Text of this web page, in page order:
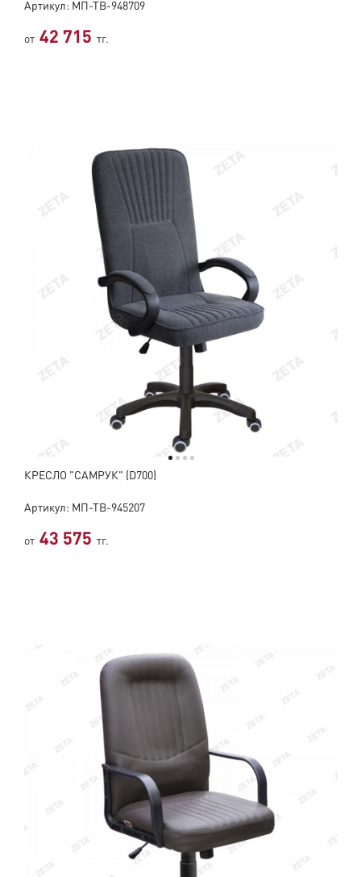
Артикул: МП-ТВ-948709
от 42 715 тг.
КРЕСЛО "САМРУК" (D700)
Артикул: МП-ТВ-945207
от 43 575 тг.